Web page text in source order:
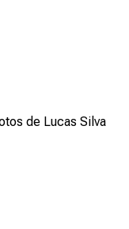
de Lucas Silva